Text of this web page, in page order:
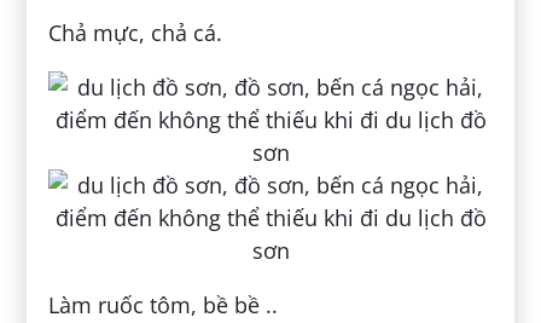
Chả mực, chả cá.
Làm ruốc tôm, bề bề ..